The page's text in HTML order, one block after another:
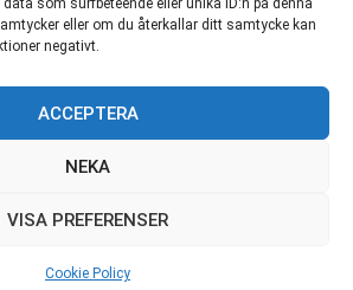
som surfbeteende eller unika ID:n på denna
eller om du återkallar ditt samtycke kan
negativt.
ACCEPTERA
NEKA
VISA PREFERENSER
Cookie Policy
© SC Saragoza r.f. 1996-2026